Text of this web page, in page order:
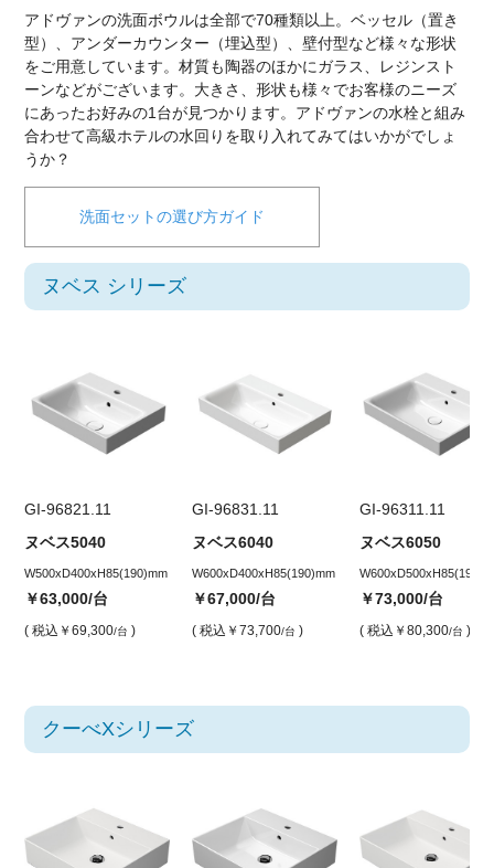
アドヴァンの洗面ボウルは全部で70種類以上。ベッセル（置き
型）、アンダーカウンター（埋込型）、壁付型など様々な形状
をご用意しています。材質も陶器のほかにガラス、レジンスト
ーンなどがございます。大きさ、形状も様々でお客様のニーズ
にあったお好みの1台が見つかります。アドヴァンの水栓と組み
合わせて高級ホテルの水回りを取り入れてみてはいかがでしょ
うか？
洗面セットの選び方ガイド
ヌベス シリーズ
GI-96821.11
ヌベス5040
W500xD400xH85(190)mm
￥63,000/台
( 税込 ￥69,300/台 )
GI-96831.11
ヌベス6040
W600xD400xH85(190)mm
￥67,000/台
( 税込 ￥73,700/台 )
GI-96311.11
ヌベス6050
￥73,000/台
( 税込 ￥80,300/台 )
クーべXシリーズ